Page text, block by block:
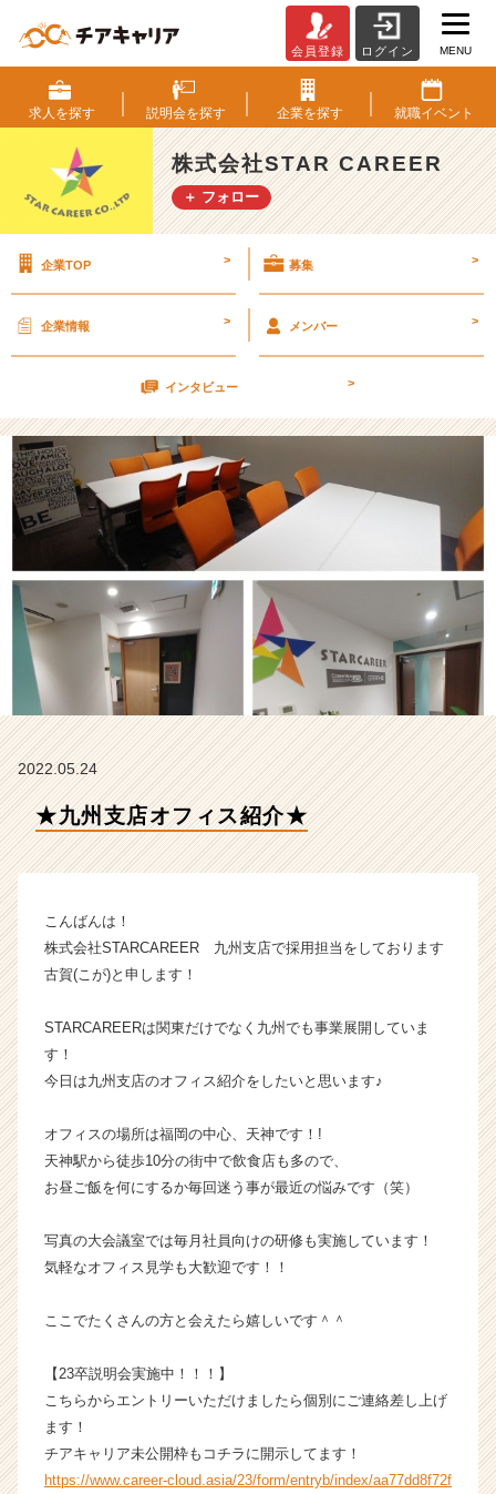
九
州
支
店
オ
フ
介
式
会
S
T
A
R
C
A
R
E
の
タ
イ
ン】
|
ン
ー・
成
業
ら
カ
ウ
ト
く
就
サ
ア
ャ
リ
会員登録 ログイン MENU
求人を探す 説明会を探す 企業を探す 就職イベント
株式会社STAR CAREER
＋ フォロー
企業TOP > 募集 >
企業情報 > メンバー >
インタビュー >
2022.05.24
★九州支店オフィス紹介★
こんばんは！
株式会社STARCAREER 九州支店で採用担当をしております
古賀(こが)と申します！
STARCAREERは関東だけでなく九州でも事業展開していま
す！
今日は九州支店のオフィス紹介をしたいと思います♪
オフィスの場所は福岡の中心、天神です！!
天神駅から徒歩10分の街中で飲食店も多ので、
お昼ご飯を何にするか毎回迷う事が最近の悩みです（笑）
写真の大会議室では毎月社員向けの研修も実施しています！
気軽なオフィス見学も大歓迎です！！
ここでたくさんの方と会えたら嬉しいです＾＾
【23卒説明会実施中！！！】
こちらからエントリーいただけましたら個別にご連絡差し上げ
ます！
チアキャリア未公開枠もコチラに開示してます！
https://www.career-cloud.asia/23/form/entryb/index/aa77dd8f72f